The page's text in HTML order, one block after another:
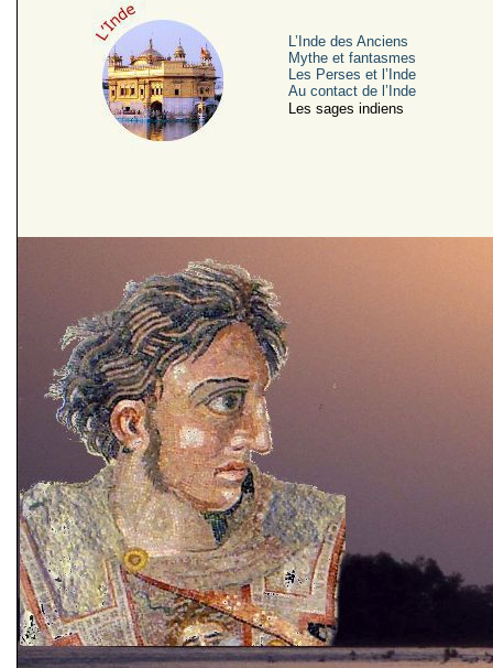
L’Inde des Anciens
Mythe et fantasmes
Les Perses et l’Inde
Au contact de l’Inde
Les sages indiens